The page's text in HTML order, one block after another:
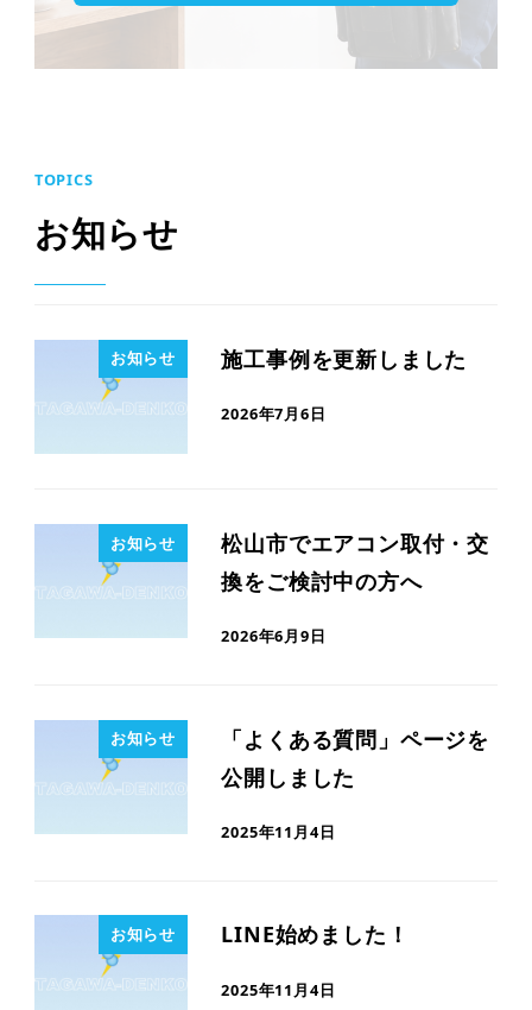
TOPICS
お知らせ
お知らせ 施工事例を更新しました
2026年7月6日
お知らせ
松山市でエアコン取付・交
換をご検討中の方へ
2026年6月9日
お知らせ
「よくある質問」ページを
公開しました
2025年11月4日
お知らせ LINE始めました！
2025年11月4日